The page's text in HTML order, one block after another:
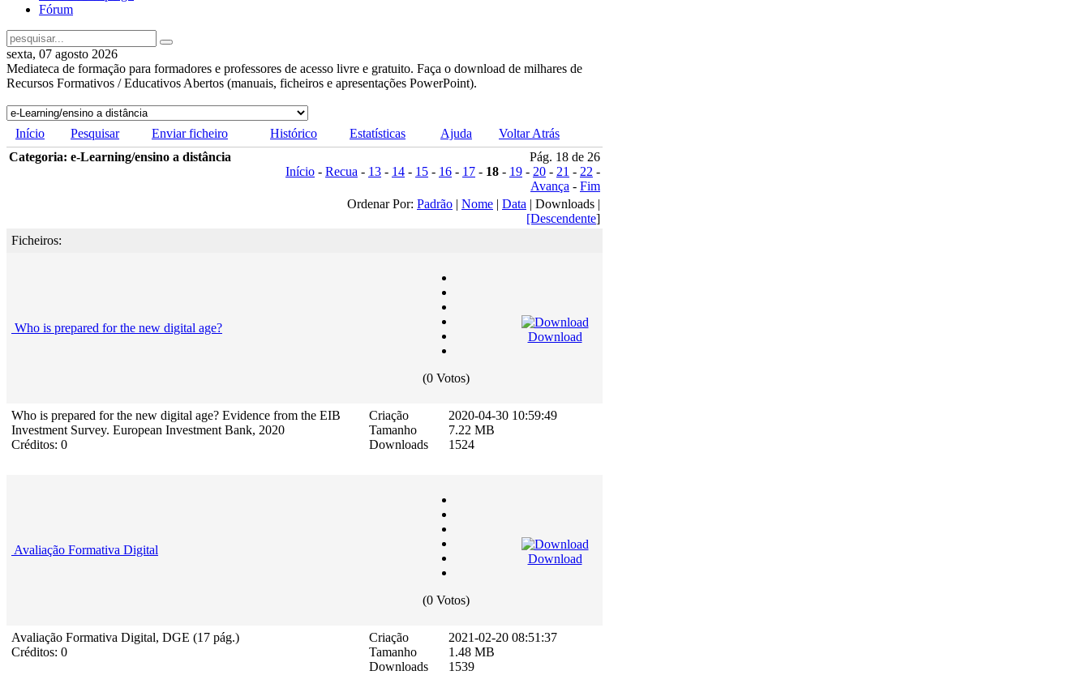
Fórum
sexta, 07 agosto 2026
Mediateca de formação para formadores e professores de acesso livre e gratuito. Faça o download de milhares de
Recursos Formativos / Educativos Abertos (manuais, ficheiros e apresentações PowerPoint).
Início Pesquisar Enviar ficheiro Histórico Estatísticas Ajuda
Voltar Atrás
Categoria: e-Learning/ensino a distância
Pág. 18 de 26
Início - Recua - 13 - 14 - 15 - 16 - 17 - 18 - 19 - 20 - 21 - 22 -
Avança - Fim
Ordenar Por: Padrão | Nome | Data | Downloads |
[Descendente]
Ficheiros:
Who is prepared for the new digital age?
(0 Votos)
Download
Who is prepared for the new digital age? Evidence from the EIB
Investment Survey. European Investment Bank, 2020
Créditos: 0
Criação
Tamanho
Downloads
2020-04-30 10:59:49
7.22 MB
1524
Avaliação Formativa Digital
(0 Votos)
Download
Avaliação Formativa Digital, DGE (17 pág.)
Créditos: 0
Criação
Tamanho
Downloads
2021-02-20 08:51:37
1.48 MB
1539